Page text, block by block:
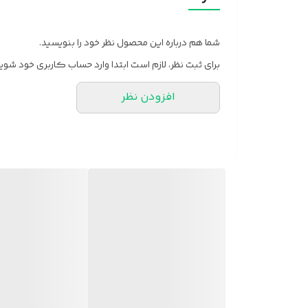
شما هم درباره این محصول نظر خود را بنویسید.
برای ثبت نظر، لازم است ابتدا وارد حساب کاربری خود
افزودن نظر